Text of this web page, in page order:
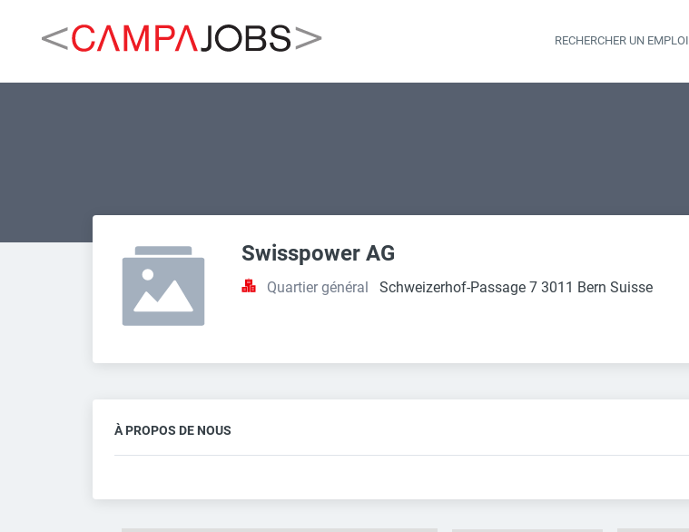
RECHERCHER UN EMPLOI
Swisspower AG
Quartier général Schweizerhof-Passage 7 3011 Bern Suisse
À PROPOS DE NOUS